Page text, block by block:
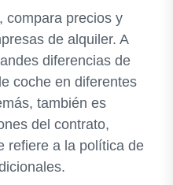
compara precios y
de alquiler. A
diferencias de
coche en diferentes
también es
del contrato,
refiere a la política de